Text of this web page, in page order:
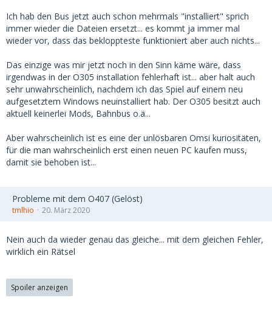
Ich hab den Bus jetzt auch schon mehrmals "installiert" sprich
immer wieder die Dateien ersetzt... es kommt ja immer mal
wieder vor, dass das bekloppteste funktioniert aber auch nichts...
Das einzige was mir jetzt noch in den Sinn käme wäre, dass
irgendwas in der O305 installation fehlerhaft ist... aber halt auch
sehr unwahrscheinlich, nachdem ich das Spiel auf einem neu
aufgesetztem Windows neuinstalliert hab. Der O305 besitzt auch
aktuell keinerlei Mods, Bahnbus o.ä...
Aber wahrscheinlich ist es eine der unlösbaren Omsi kuriositäten,
für die man wahrscheinlich erst einen neuen PC kaufen muss,
damit sie behoben ist...
Probleme mit dem O407 (Gelöst)
tmlhio 20. März 2020
Nein auch da wieder genau das gleiche... mit dem gleichen Fehler,
wirklich ein Rätsel
Spoiler anzeigen